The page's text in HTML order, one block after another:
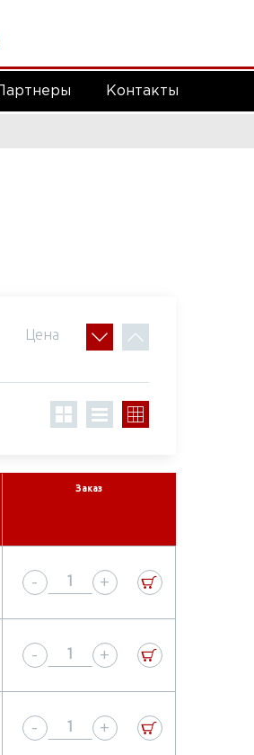
Партнеры Контакты
Цена
Заказ
- +
- +
- +